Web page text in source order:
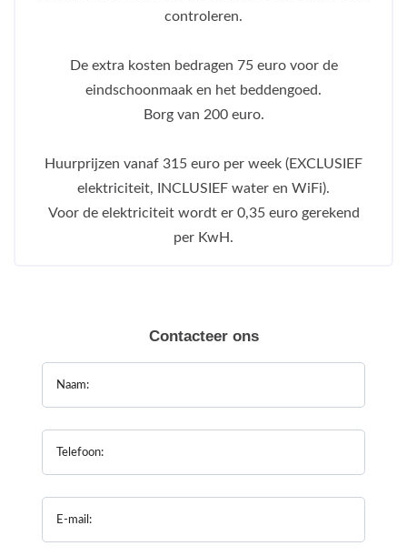
controleren.
De extra kosten bedragen 75 euro voor de
eindschoonmaak en het beddengoed.
Borg van 200 euro.
Huurprijzen vanaf 315 euro per week (EXCLUSIEF
elektriciteit, INCLUSIEF water en WiFi).
Voor de elektriciteit wordt er 0,35 euro gerekend
per KwH.
Contacteer ons
Naam:
Telefoon:
E-mail: